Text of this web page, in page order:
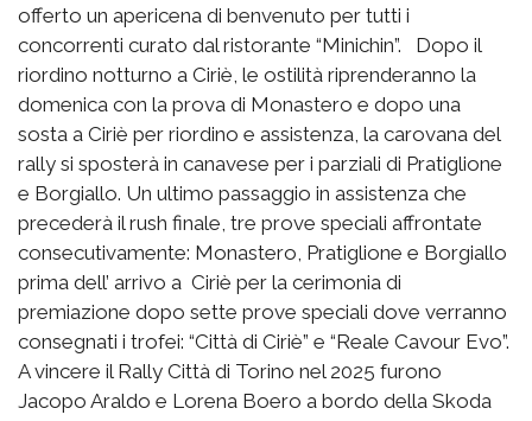
offerto un apericena di benvenuto per tutti i
concorrenti curato dal ristorante “Minichin”. Dopo il
riordino notturno a Ciriè, le ostilità riprenderanno la
domenica con la prova di Monastero e dopo una
sosta a Ciriè per riordino e assistenza, la carovana del
rally si sposterà in canavese per i parziali di Pratiglione
e Borgiallo. Un ultimo passaggio in assistenza che
precederà il rush finale, tre prove speciali affrontate
consecutivamente: Monastero, Pratiglione e Borgiallo
prima dell’ arrivo a Ciriè per la cerimonia di
premiazione dopo sette prove speciali dove verranno
consegnati i trofei: “Città di Ciriè” e “Reale Cavour Evo”.
A vincere il Rally Città di Torino nel 2025 furono
Jacopo Araldo e Lorena Boero a bordo della Skoda